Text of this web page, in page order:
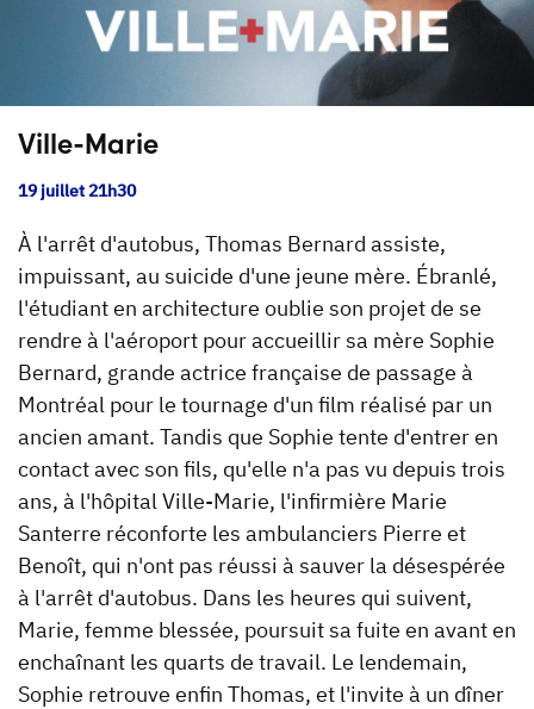
Ville-Marie
19 juillet 21h30
À l'arrêt d'autobus, Thomas Bernard assiste,
impuissant, au suicide d'une jeune mère. Ébranlé,
l'étudiant en architecture oublie son projet de se
rendre à l'aéroport pour accueillir sa mère Sophie
Bernard, grande actrice française de passage à
Montréal pour le tournage d'un film réalisé par un
ancien amant. Tandis que Sophie tente d'entrer en
contact avec son fils, qu'elle n'a pas vu depuis trois
ans, à l'hôpital Ville-Marie, l'infirmière Marie
Santerre réconforte les ambulanciers Pierre et
Benoît, qui n'ont pas réussi à sauver la désespérée
à l'arrêt d'autobus. Dans les heures qui suivent,
Marie, femme blessée, poursuit sa fuite en avant en
enchaînant les quarts de travail. Le lendemain,
Sophie retrouve enfin Thomas, et l'invite à un dîner